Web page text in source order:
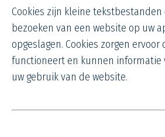
Cookies zijn kleine
bezoeken van een website op uw
opgeslagen. Cookies zorgen
functioneert en kunnen informatie
uw gebruik van de website.